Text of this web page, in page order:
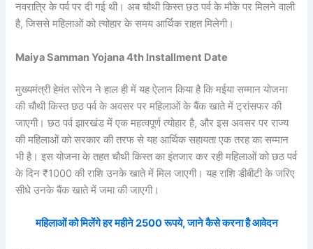
नवरात्रि के पर्व पर दी गई थी। अब चौथी किस्त छठ पर्व के मौके पर मिलने वाली
है, जिससे महिलाओं को त्योहार के समय आर्थिक राहत मिलेगी।
Maiya Samman Yojana 4th Installment Date
मुख्यमंत्री हेमंत सोरेन ने हाल ही में यह ऐलान किया है कि मईया सम्मान योजना
की चौथी किस्त छठ पर्व के अवसर पर महिलाओं के बैंक खाते में ट्रांसफर की
जाएगी। छठ पर्व झारखंड में एक महत्वपूर्ण त्योहार है, और इस अवसर पर राज्य
की महिलाओं को सरकार की तरफ से यह आर्थिक सहायता एक तरह का सम्मान
भी है। इस योजना के तहत चौथी किस्त का इंतजार कर रही महिलाओं को छठ पर्व
के दिन ₹1000 की राशि उनके खाते में मिल जाएगी। यह राशि डीबीटी के जरिए
सीधे उनके बैंक खाते में जमा की जाएगी।
महिलाओं को मिलेंगे हर महीने 2500 रूपये, जाने कैसे करना है आवेदन